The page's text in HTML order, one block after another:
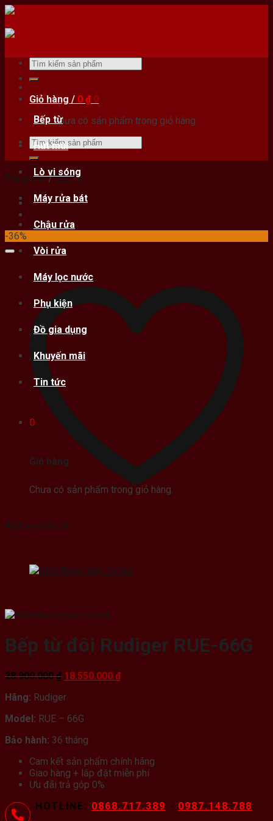
Skip
content
Bếp từ
Hút mùi
Lò vi sóng
Máy rửa bát
Chậu rửa
Vòi rửa
Máy lọc nước
Phụ kiện
Đồ gia dụng
Khuyến mãi
Tin tức
0
Giỏ hàng
Chưa có sản phẩm trong giỏ hàng.
Tìm
kiếm:
Giỏ hàng / 0 ₫ 0
Chưa có sản phẩm trong giỏ hàng.
Tìm
kiếm:
Trang chủ / Bếp từ
-36%
Add to wishlist
Bếp từ đôi Rudiger RUE-66G
28.900.000₫ Giá
là:
18.550.000 ₫Giá
Hãng: Rudiger
Model: RUE – 66G
Bảo hành: 36 tháng
Cam kết sản phẩm chính hãng
Giao hàng + lắp đặt miễn phí
Ưu đãi trả góp 0%
HOTLINE: 0868.717.389 - 0987.148.788